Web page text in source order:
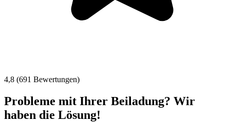
4,8 (691 Bewertungen)
Probleme mit Ihrer Beiladung? Wir
haben die Lösung!